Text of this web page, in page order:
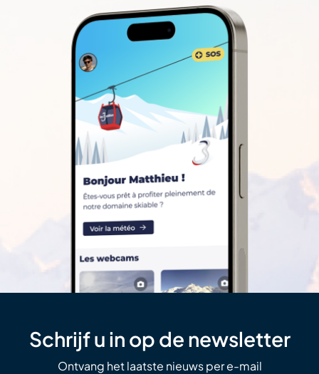
Schrijf u in op de newsletter
Ontvang het laatste nieuws per e-mail